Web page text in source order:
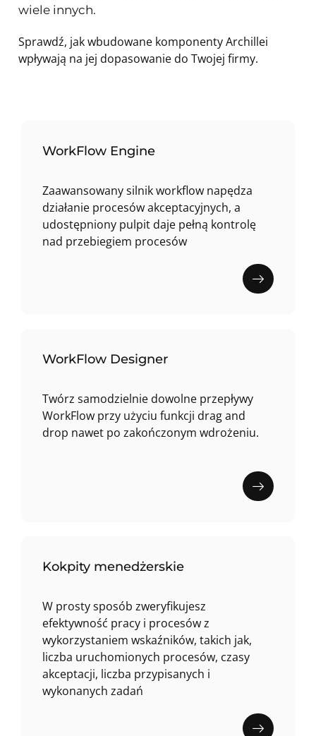
wiele innych.
Sprawdź, jak wbudowane komponenty Archillei
wpływają na jej dopasowanie do Twojej firmy.
WorkFlow Engine
Zaawansowany silnik workflow napędza
działanie procesów akceptacyjnych, a
udostępniony pulpit daje pełną kontrolę
nad przebiegiem procesów
WorkFlow Designer
Twórz samodzielnie dowolne przepływy
WorkFlow przy użyciu funkcji drag and
drop nawet po zakończonym wdrożeniu.
Kokpity menedżerskie
W prosty sposób zweryfikujesz
efektywność pracy i procesów z
wykorzystaniem wskaźników, takich jak,
liczba uruchomionych procesów, czasy
akceptacji, liczba przypisanych i
wykonanych zadań